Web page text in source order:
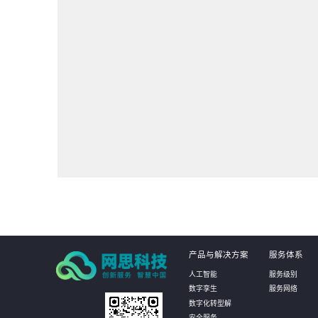
产品与解决方案
人工智能
数字孪生
数字化转型解
服务体系
服务级别
服务网络